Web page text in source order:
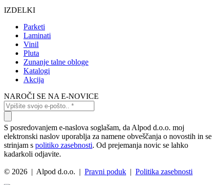
IZDELKI
Parketi
Laminati
Vinil
Pluta
Zunanje talne obloge
Katalogi
Akcija
NAROČI SE NA E-NOVICE
S posredovanjem e-naslova soglašam, da Alpod d.o.o. moj
elektronski naslov uporablja za namene obveščanja o novostih in se
strinjam s politiko zasebnosti. Od prejemanja novic se lahko
kadarkoli odjavite.
© 2026 | Alpod d.o.o. | Pravni poduk | Politika zasebnosti